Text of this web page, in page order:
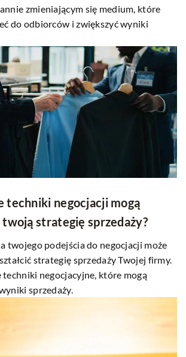
zmieniającym się medium, które
do odbiorców i zwiększyć wyniki
techniki negocjacji mogą
twoją strategię sprzedaży?
twojego podejścia do negocjacji może
strategię sprzedaży Twojej firmy.
techniki negocjacyjne, które mogą
sprzedaży.